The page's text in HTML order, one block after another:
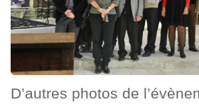
D’autres photos de